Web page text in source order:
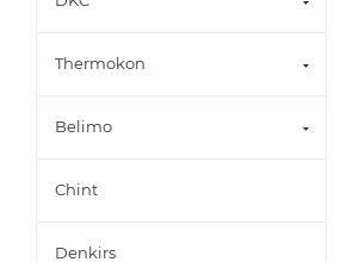
Thermokon
Belimo
Chint
Denkirs